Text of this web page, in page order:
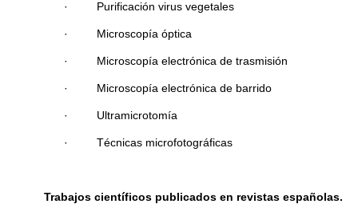
· Purificación virus vegetales
· Microscopía óptica
· Microscopía electrónica de trasmisión
· Microscopía electrónica de barrido
· Ultramicrotomía
· Técnicas microfotográficas
Trabajos científicos publicados en revistas españolas.